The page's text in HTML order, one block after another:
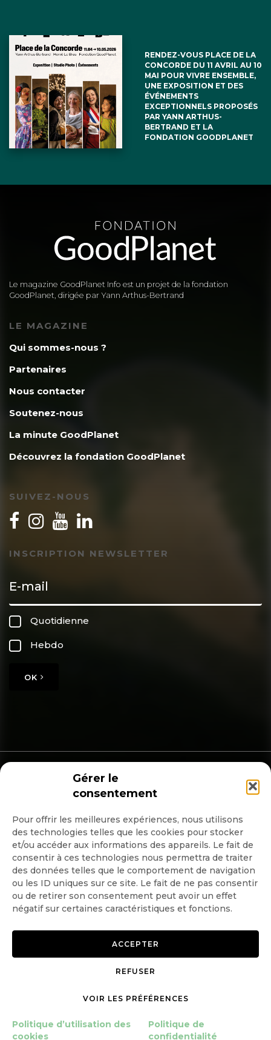
Gérer le
consentement
Pour offrir les meilleures expériences, nous utilisons
des technologies telles que les cookies pour stocker
et/ou accéder aux informations des appareils. Le fait de
consentir à ces technologies nous permettra de traiter
des données telles que le comportement de navigation
ou les ID uniques sur ce site. Le fait de ne pas consentir
ou de retirer son consentement peut avoir un effet
négatif sur certaines caractéristiques et fonctions.
ACCEPTER
REFUSER
VOIR LES PRÉFÉRENCES
Politique d’utilisation des
cookies
Politique de
confidentialité
RENDEZ-VOUS PLACE DE LA
CONCORDE DU 11 AVRIL AU 10
MAI POUR VIVRE ENSEMBLE,
UNE EXPOSITION ET DES
ÉVÉNEMENTS
EXCEPTIONNELS PROPOSÉS
PAR YANN ARTHUS-
BERTRAND ET LA
FONDATION GOODPLANET
Le magazine GoodPlanet Info est un projet de la fondation
GoodPlanet, dirigée par Yann Arthus-Bertrand
LE MAGAZINE
Qui sommes-nous ?
Partenaires
Nous contacter
Soutenez-nous
La minute GoodPlanet
Découvrez la fondation GoodPlanet
SUIVEZ-NOUS
INSCRIPTION NEWSLETTER
Quotidienne
Hebdo
OK
Politique de confidentialité
Politique d’utilisation des
Gérer le consentement